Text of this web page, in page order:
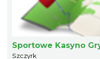
Sportowe Kasyno
Szczyrk